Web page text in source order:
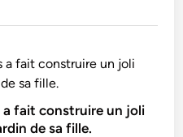
fait construire un joli
de sa fille.